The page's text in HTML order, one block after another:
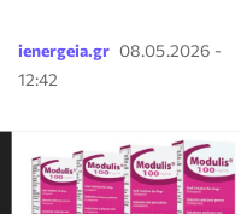
ienergeia.gr 08.05.2026 -
12:42